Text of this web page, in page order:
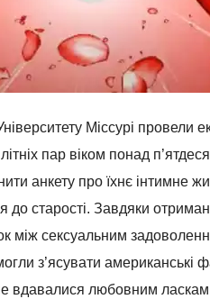
Міссурі провели
пар віком понад
анкету про їхнє інтимне
до старості. Завдяки
між сексуальним
з’ясувати американські
вдавалися любовним